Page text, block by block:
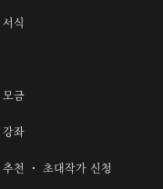
서식
모금
강좌
추천 ・ 초대작가 신청